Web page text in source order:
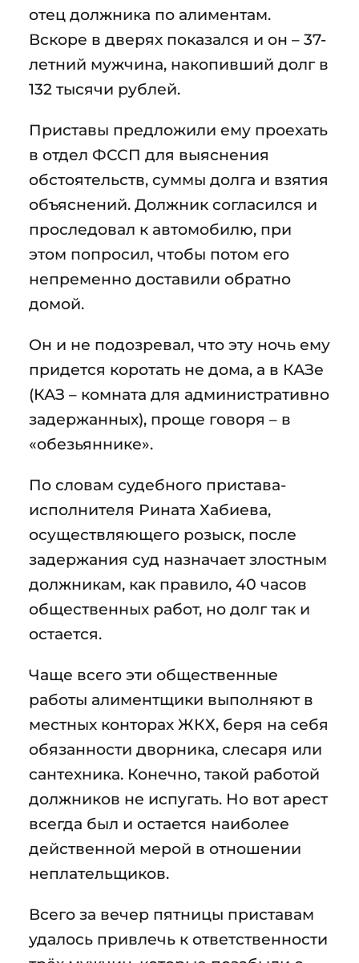
отец должника по алиментам.
Вскоре в дверях показался и он – 37-
летний мужчина, накопивший долг в
132 тысячи рублей.
Приставы предложили ему проехать
в отдел ФССП для выяснения
обстоятельств, суммы долга и взятия
объяснений. Должник согласился и
проследовал к автомобилю, при
этом попросил, чтобы потом его
непременно доставили обратно
домой.
Он и не подозревал, что эту ночь ему
придется коротать не дома, а в КАЗе
(КАЗ – комната для административно
задержанных), проще говоря – в
«обезьяннике».
По словам судебного пристава-
исполнителя Рината Хабиева,
осуществляющего розыск, после
задержания суд назначает злостным
должникам, как правило, 40 часов
общественных работ, но долг так и
остается.
Чаще всего эти общественные
работы алиментщики выполняют в
местных конторах ЖКХ, беря на себя
обязанности дворника, слесаря или
сантехника. Конечно, такой работой
должников не испугать. Но вот арест
всегда был и остается наиболее
действенной мерой в отношении
неплательщиков.
Всего за вечер пятницы приставам
удалось привлечь к ответственности